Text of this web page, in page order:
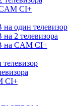
CI+
один телевизор
2 телевизора
CAM CI+
CI+